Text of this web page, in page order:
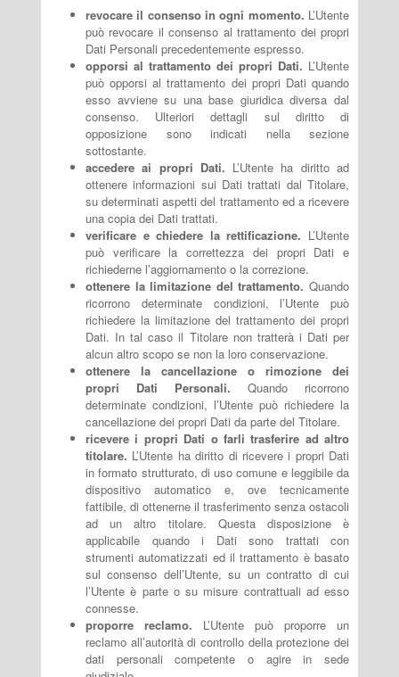
revocare il consenso in ogni momento. L’Utente
può revocare il consenso al trattamento dei propri
Dati Personali precedentemente espresso.
opporsi al trattamento dei propri Dati. L’Utente
può opporsi al trattamento dei propri Dati quando
esso avviene su una base giuridica diversa dal
consenso. Ulteriori dettagli sul diritto di
opposizione sono indicati nella sezione
sottostante.
accedere ai propri Dati. L’Utente ha diritto ad
ottenere informazioni sui Dati trattati dal Titolare,
su determinati aspetti del trattamento ed a ricevere
una copia dei Dati trattati.
verificare e chiedere la rettificazione. L’Utente
può verificare la correttezza dei propri Dati e
richiederne l’aggiornamento o la correzione.
ottenere la limitazione del trattamento. Quando
ricorrono determinate condizioni, l’Utente può
richiedere la limitazione del trattamento dei propri
Dati. In tal caso il Titolare non tratterà i Dati per
alcun altro scopo se non la loro conservazione.
ottenere la cancellazione o rimozione dei
propri Dati Personali. Quando ricorrono
determinate condizioni, l’Utente può richiedere la
cancellazione dei propri Dati da parte del Titolare.
ricevere i propri Dati o farli trasferire ad altro
titolare. L’Utente ha diritto di ricevere i propri Dati
in formato strutturato, di uso comune e leggibile da
dispositivo automatico e, ove tecnicamente
fattibile, di ottenerne il trasferimento senza ostacoli
ad un altro titolare. Questa disposizione è
applicabile quando i Dati sono trattati con
strumenti automatizzati ed il trattamento è basato
sul consenso dell’Utente, su un contratto di cui
l’Utente è parte o su misure contrattuali ad esso
connesse.
proporre reclamo. L’Utente può proporre un
reclamo all’autorità di controllo della protezione dei
dati personali competente o agire in sede